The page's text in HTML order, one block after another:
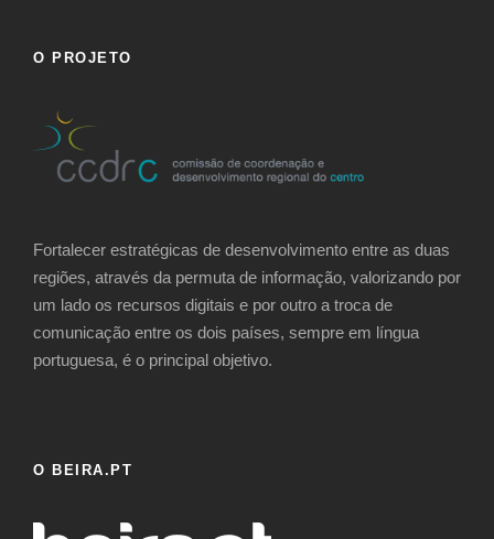
O PROJETO
Fortalecer estratégicas de desenvolvimento entre as duas
regiões, através da permuta de informação, valorizando por
um lado os recursos digitais e por outro a troca de
comunicação entre os dois países, sempre em língua
portuguesa, é o principal objetivo.
O BEIRA.PT